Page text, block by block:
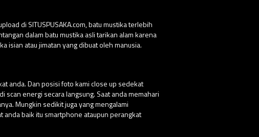
di SITUSPUSAKA.com, batu mustika terlebih
dalam batu mustika asli tarikan alam karena
isian atau jimatan yang dibuat oleh manusia.
anda. Dan posisi foto kami close up sedekat
scan energi secara langsung. Saat anda memahari
Mungkin sedikit juga yang mengalami
baik itu smartphone ataupun perangkat